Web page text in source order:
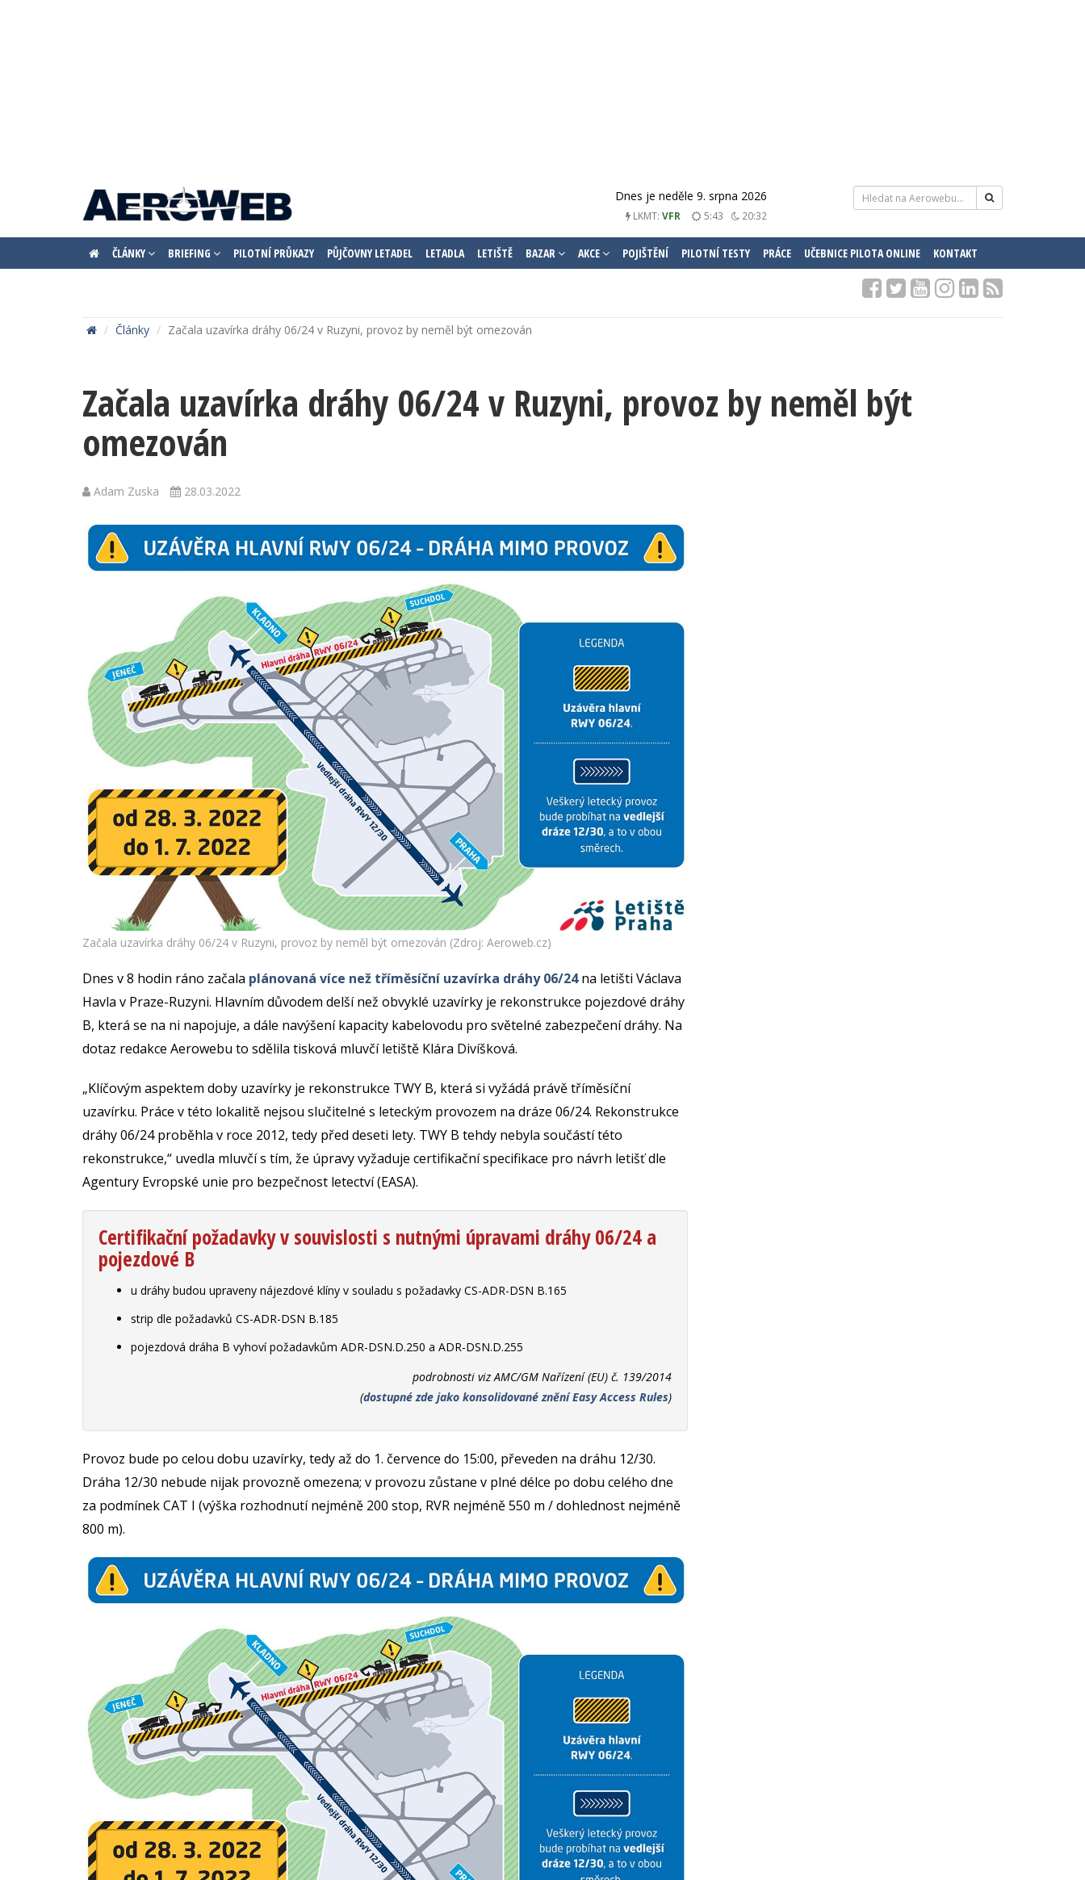
Dnes je neděle 9. srpna 2026
5:43 20:32
ČLÁNKY BRIEFING PILOTNÍ PRŮKAZY PŮJČOVNY LETADEL LETADLA LETIŠTĚ BAZAR AKCE POJIŠTĚNÍ PILOTNÍ TESTY PRÁCE UČEBNICE PILOTA ONLINE KONTAKT
Články Začala uzavírka dráhy 06/24 v Ruzyni, provoz by neměl být omezován
Začala uzavírka dráhy 06/24 v Ruzyni, provoz by neměl být
omezován
Adam Zuska 28.03.2022
Začala uzavírka dráhy 06/24 v Ruzyni, provoz by neměl být omezován (Zdroj: Aeroweb.cz)
Dnes v 8 hodin ráno začala plánovaná více než tříměsíční uzavírka dráhy 06/24na letišti Václava
Havla v Praze-Ruzyni. Hlavním důvodem delší než obvyklé uzavírky je rekonstrukce pojezdové dráhy
B, která se na ni napojuje, a dále navýšení kapacity kabelovodu pro světelné zabezpečení dráhy. Na
dotaz redakce Aerowebu to sdělila tisková mluvčí letiště Klára Divíšková.
„Klíčovým aspektem doby uzavírky je rekonstrukce TWY B, která si vyžádá právě tříměsíční
uzavírku. Práce v této lokalitě nejsou slučitelné s leteckým provozem na dráze 06/24. Rekonstrukce
dráhy 06/24 proběhla v roce 2012, tedy před deseti lety. TWY B tehdy nebyla součástí této
rekonstrukce,“ uvedla mluvčí s tím, že úpravy vyžaduje certifikační specifikace pro návrh letišť dle
Agentury Evropské unie pro bezpečnost letectví (EASA).
Certifikační požadavky v souvislosti s nutnými úpravami dráhy 06/24 a
pojezdové B
u dráhy budou upraveny nájezdové klíny v souladu s požadavky CS-ADR-DSN B.165
strip dle požadavků CS-ADR-DSN B.185
pojezdová dráha B vyhoví požadavkům ADR-DSN.D.250 a ADR-DSN.D.255
podrobnosti viz AMC/GM Nařízení (EU) č. 139/2014
(dostupné zde jako konsolidované znění Easy Access Rules)
Provoz bude po celou dobu uzavírky, tedy až do 1. července do 15:00, převeden na dráhu 12/30.
Dráha 12/30 nebude nijak provozně omezena; v provozu zůstane v plné délce po dobu celého dne
za podmínek CAT I (výška rozhodnutí nejméně 200 stop, RVR nejméně 550 m / dohlednost nejméně
800 m).